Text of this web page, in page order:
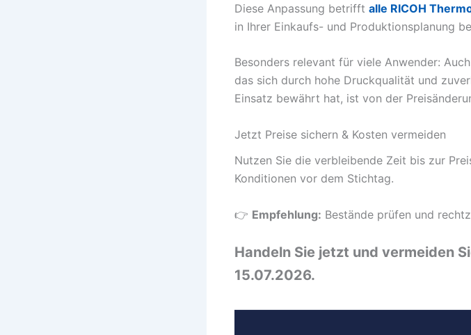
Diese Anpassung betrifft alle RICOH
in Ihrer Einkaufs- und Produktionsplanung
Besonders relevant für viele Anwender:
das sich durch hohe Druckqualität und
Einsatz bewährt hat, ist von der
Jetzt Preise sichern & Kosten vermeiden
Nutzen Sie die verbleibende Zeit bis zur
Konditionen vor dem Stichtag.
👉 Empfehlung: Bestände prüfen und
Handeln Sie jetzt und vermeiden
15.07.2026.